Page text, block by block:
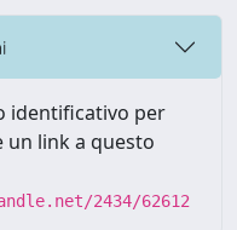
identificativo per
un link a questo
2434/62612